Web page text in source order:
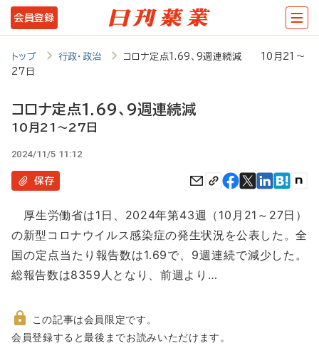
メ
イ
テ
ツ
に
動
会員登録
トップ 行政・政治
コロナ定点1.69、9週連続減 10月21～
27日
コロナ定点1.69、9週連続減
10月21～27日
2024/11/5 11:12
保存
厚生労働省は1日、2024年第43週（10月21～27日）
の新型コロナウイルス感染症の発生状況を公表した。全
国の定点当たり報告数は1.69で、9週連続で減少した。
総報告数は8359人となり、前週より…
非
この記事は会員限定です。
会員登録すると最後までお読みいただけます。